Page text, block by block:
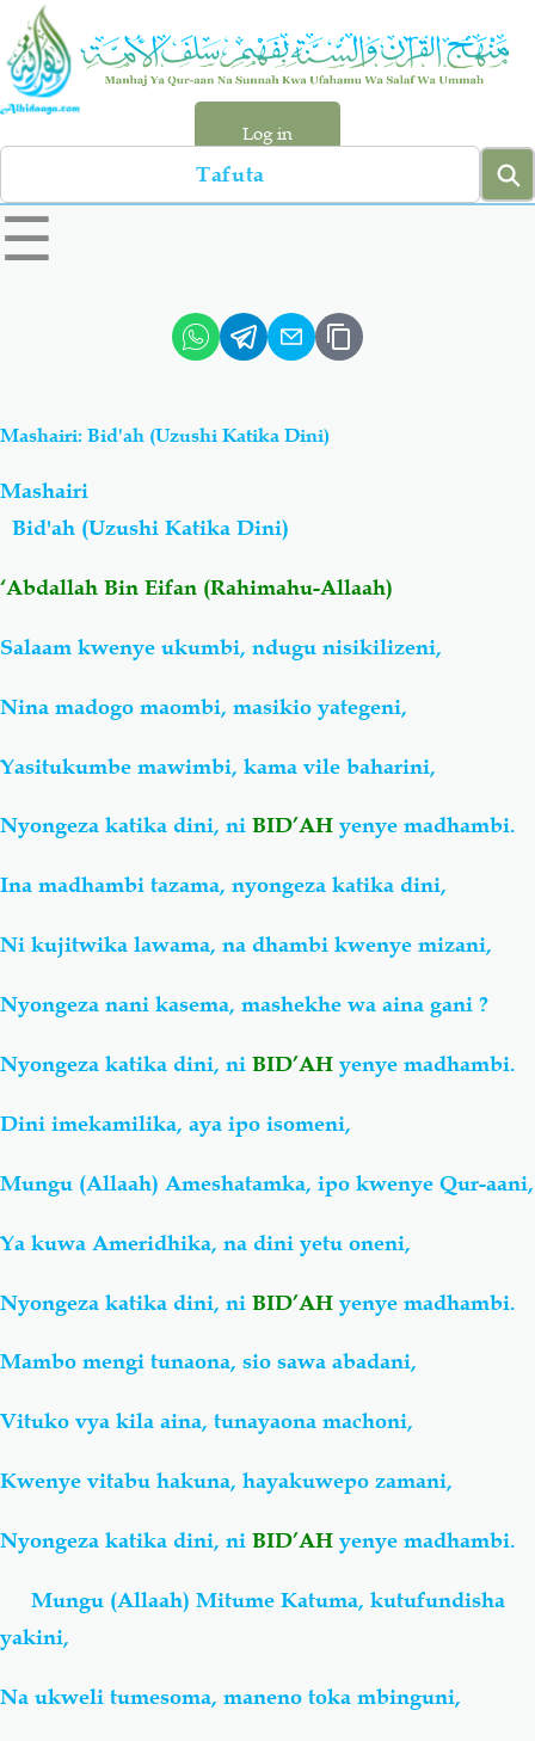
Skip
main
content
Log in
Search
left
sidebar
☰
Hadiyth
Manhaj
Shirki & Kufru
Salaf Wa Ummah Firaq-Makundi
Fiqh-Ibaadah Duaa-Adhkaar
Akhlaaq-Aadaab Raqaaiq
Familia-Jamii Maswali-Majibu
Chemsha Bongo Vitabu
Mapishi
Mashairi: Bid'ah (Uzushi Katika Dini)
Mashairi
Bid'ah (Uzushi Katika Dini)
‘Abdallah Bin Eifan (Rahimahu-Allaah)
Salaam kwenye ukumbi, ndugu nisikilizeni,
Nina madogo maombi, masikio yategeni,
Yasitukumbe mawimbi, kama vile baharini,
Nyongeza katika dini, ni BID’AH yenye madhambi.
Ina madhambi tazama, nyongeza katika dini,
Ni kujitwika lawama, na dhambi kwenye mizani,
Nyongeza nani kasema, mashekhe wa aina gani ?
Nyongeza katika dini, ni BID’AH yenye madhambi.
Dini imekamilika, aya ipo isomeni,
Mungu (Allaah) Ameshatamka, ipo kwenye Qur-aani,
Ya kuwa Ameridhika, na dini yetu oneni,
Nyongeza katika dini, ni BID’AH yenye madhambi.
Mambo mengi tunaona, sio sawa abadani,
Vituko vya kila aina, tunayaona machoni,
Kwenye vitabu hakuna, hayakuwepo zamani,
Nyongeza katika dini, ni BID’AH yenye madhambi.
Mungu (Allaah) Mitume Katuma, kutufundisha
yakini,
Na ukweli tumesoma, maneno toka mbinguni,